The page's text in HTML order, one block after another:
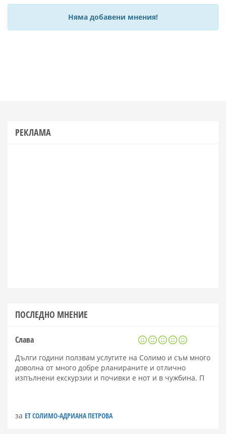
Няма добавени мнения!
РЕКЛАМА
ПОСЛЕДНО МНЕНИЕ
Слава
Дълги години ползвам услугите на Солимо и съм много
доволна от много добре рланираните и отлично
изпълнени екскурзии и почивки е нот и в чужбина. П
за ЕТ СОЛИМО-АДРИАНА ПЕТРОВА